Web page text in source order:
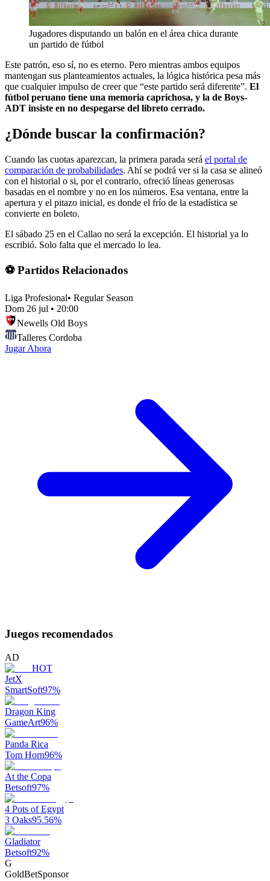
Jugadores disputando un balón en el área chica durante
un partido de fútbol
Este patrón, eso sí, no es eterno. Pero mientras ambos equipos
mantengan sus planteamientos actuales, la lógica histórica pesa más
que cualquier impulso de creer que “este partido será diferente”. El
fútbol peruano tiene una memoria caprichosa, y la de Boys-
ADT insiste en no despegarse del libreto cerrado.
¿Dónde buscar la confirmación?
Cuando las cuotas aparezcan, la primera parada será el portal de
comparación de probabilidades. Ahí se podrá ver si la casa se alineó
con el historial o si, por el contrario, ofreció líneas generosas
basadas en el nombre y no en los números. Esa ventana, entre la
apertura y el pitazo inicial, es donde el frío de la estadística se
convierte en boleto.
El sábado 25 en el Callao no será la excepción. El historial ya lo
escribió. Solo falta que el mercado lo lea.
⚽ Partidos Relacionados
Liga Profesional• Regular Season
Dom 26 jul • 20:00
Newells Old Boys
Talleres Cordoba
Jugar Ahora
Juegos recomendados
AD
HOT
JetX
SmartSoft97%
Dragon King
GameArt96%
Panda Rica
Tom Horn96%
At the Copa
Betsoft97%
4 Pots of Egypt
3 Oaks95.56%
Gladiator
Betsoft92%
G
GoldBetSponsor